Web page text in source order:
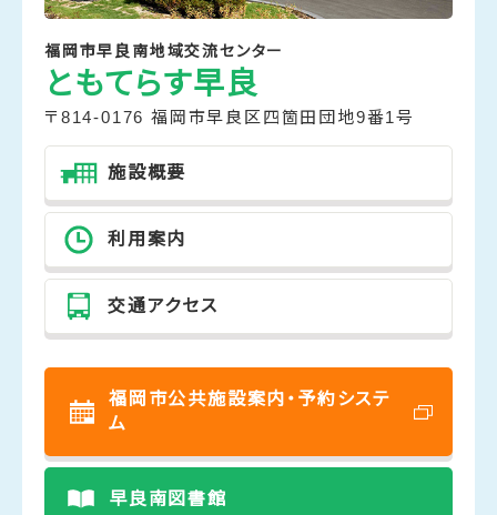
福岡市早良南地域交流センター
ともてらす早良
〒814-0176 福岡市早良区四箇田団地9番1号
施設概要
利用案内
交通アクセス
福岡市公共施設案内・予約システ
ム
早良南図書館